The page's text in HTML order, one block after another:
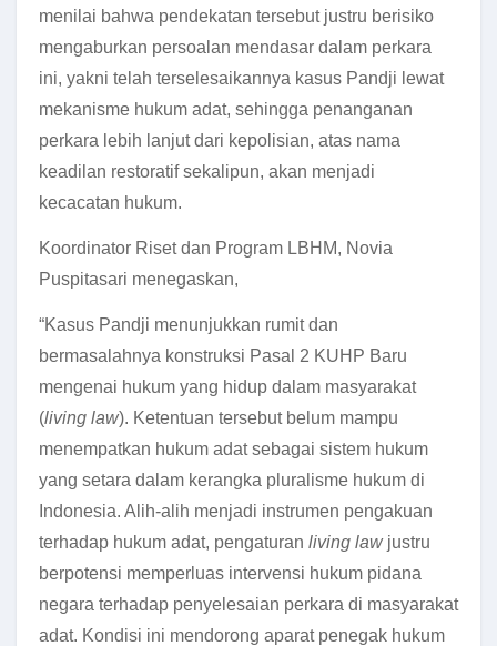
menilai bahwa pendekatan tersebut justru berisiko
mengaburkan persoalan mendasar dalam perkara
ini, yakni telah terselesaikannya kasus Pandji lewat
mekanisme hukum adat, sehingga penanganan
perkara lebih lanjut dari kepolisian, atas nama
keadilan restoratif sekalipun, akan menjadi
kecacatan hukum.
Koordinator Riset dan Program LBHM, Novia
Puspitasari menegaskan,
“Kasus Pandji menunjukkan rumit dan
bermasalahnya konstruksi Pasal 2 KUHP Baru
mengenai hukum yang hidup dalam masyarakat
(living law). Ketentuan tersebut belum mampu
menempatkan hukum adat sebagai sistem hukum
yang setara dalam kerangka pluralisme hukum di
Indonesia. Alih-alih menjadi instrumen pengakuan
terhadap hukum adat, pengaturan living lawjustru
berpotensi memperluas intervensi hukum pidana
negara terhadap penyelesaian perkara di masyarakat
adat. Kondisi ini mendorong aparat penegak hukum